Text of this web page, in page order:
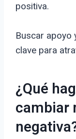
positiva.
Buscar apoyo
clave para
¿Qué
cambiar